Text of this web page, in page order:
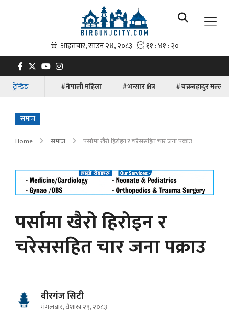
ट्रेन्डिङ #नेपाली महिला #भन्सार क्षेत्र #चक्रबहादुर मल्ल
समाज
Home समाज पर्सामा खैरो हिरोइन र चरेससहित चार जना पक्राउ
पर्सामा खैरो हिरोइन र
चरेससहित चार जना पक्राउ
वीरगंज सिटी
मंगलबार, वैशाख २९, २०८३